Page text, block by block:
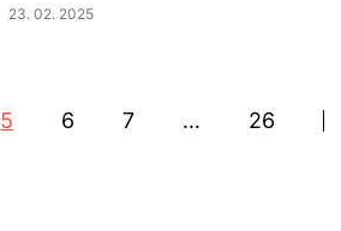
23. 02. 2025
5 6 7 … 26